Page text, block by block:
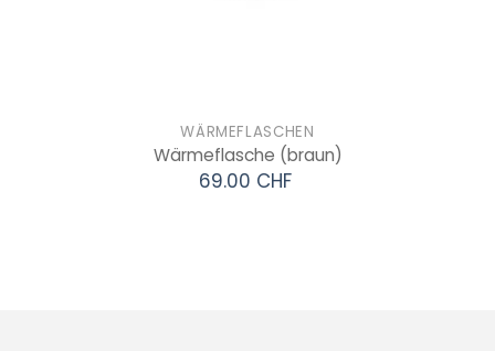
WÄRMEFLASCHEN
Wärmeflasche (braun)
69.00 CHF